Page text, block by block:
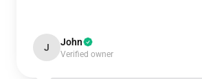
J John
Verified owner